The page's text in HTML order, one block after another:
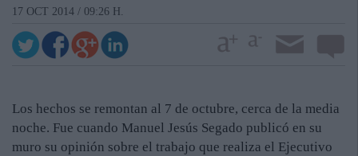
17 OCT 2014 / 09:26 H.
Los hechos se remontan al 7 de octubre, cerca de la media
noche. Fue cuando Manuel Jesús Segado publicó en su
muro su opinión sobre el trabajo que realiza el Ejecutivo